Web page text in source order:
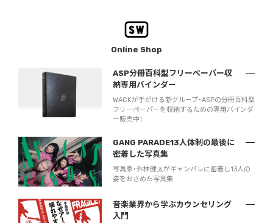
Online Shop
ASP分冊百科型フリーペーパー収
納専用バインダー
WACKが手がける新グループ・ASPの分冊百科型
フリーペーパーを収納するための専用バインダ
ー販売中！
GANG PARADE13人体制の最後に
密着した写真集
写真家・外林健太がギャンパレに密着し13人の
姿をおさめた写真集
音楽業界から学ぶカウンセリング
入門